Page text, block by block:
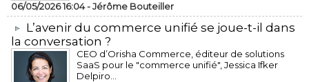
06/05/2026 16:04 -Jérôme Bouteiller
L’avenir du commerce unifié se joue-t-il dans
la conversation ?
CEO d’Orisha Commerce, éditeur de solutions
SaaS pour le "commerce unifié", Jessica Ifker
Delpiro...